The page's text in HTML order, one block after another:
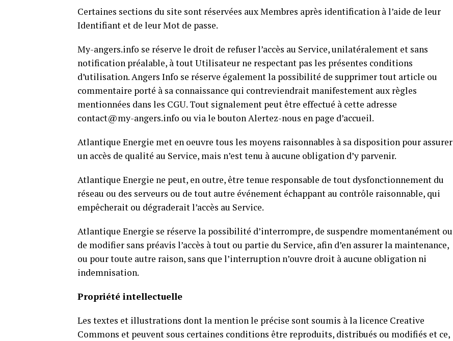
Certaines sections du site sont réservées aux Membres après identification à l’aide de leur
Identifiant et de leur Mot de passe.
My-angers.info se réserve le droit de refuser l’accès au Service, unilatéralement et sans
notification préalable, à tout Utilisateur ne respectant pas les présentes conditions
d’utilisation. Angers Info se réserve également la possibilité de supprimer tout article ou
commentaire porté à sa connaissance qui contreviendrait manifestement aux règles
mentionnées dans les CGU. Tout signalement peut être effectué à cette adresse
contact@my-angers.info ou via le bouton Alertez-nous en page d’accueil.
Atlantique Energie met en oeuvre tous les moyens raisonnables à sa disposition pour assurer
un accès de qualité au Service, mais n’est tenu à aucune obligation d’y parvenir.
Atlantique Energie ne peut, en outre, être tenue responsable de tout dysfonctionnement du
réseau ou des serveurs ou de tout autre événement échappant au contrôle raisonnable, qui
empêcherait ou dégraderait l’accès au Service.
Atlantique Energie se réserve la possibilité d’interrompre, de suspendre momentanément ou
de modifier sans préavis l’accès à tout ou partie du Service, afin d’en assurer la maintenance,
ou pour toute autre raison, sans que l’interruption n’ouvre droit à aucune obligation ni
indemnisation.
Propriété intellectuelle
Les textes et illustrations dont la mention le précise sont soumis à la licence Creative
Commons et peuvent sous certaines conditions être reproduits, distribués ou modifiés et ce,